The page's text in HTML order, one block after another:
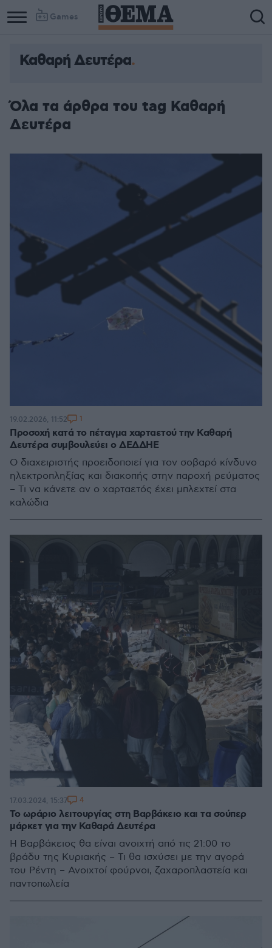
Games
Καθαρή Δευτέρα
Όλα τα άρθρα του tag Καθαρή
Δευτέρα
Προσοχή κατά το πέταγμα χαρταετού την Καθαρή
Δευτέρα συμβουλεύει ο ΔΕΔΔΗΕ
Ο διαχειριστής προειδοποιεί για τον σοβαρό κίνδυνο
ηλεκτροπληξίας και διακοπής στην παροχή ρεύματος
– Τι να κάνετε αν ο χαρταετός έχει μπλεχτεί στα
καλώδια
19.02.2026, 11:52 1
Το ωράριο λειτουργίας στη Βαρβάκειο και τα σούπερ
μάρκετ για την Καθαρά Δευτέρα
Η Βαρβάκειος θα είναι ανοιχτή από τις 21:00 το
βράδυ της Κυριακής – Τι θα ισχύσει με την αγορά
του Ρέντη – Ανοιχτοί φούρνοι, ζαχαροπλαστεία και
παντοπωλεία
17.03.2024, 15:37 4